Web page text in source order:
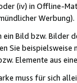
(iv) in Offline-
Werbung).
ein Bild bzw. Bilder
Sie
Elemente aus
muss für sich